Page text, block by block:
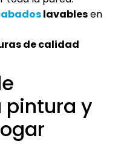
lavablesen
de calidad
pintura y